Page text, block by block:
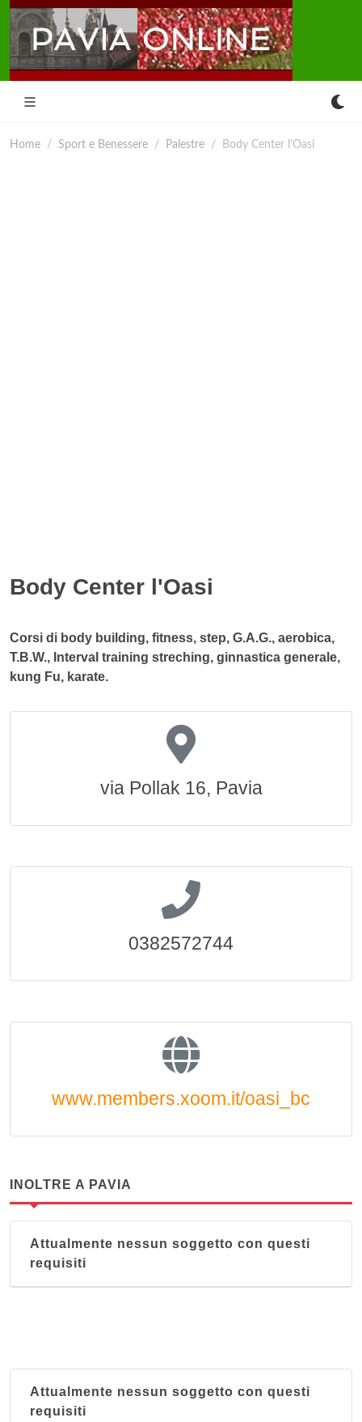
Home Sport e Benessere Palestre Body Center l'Oasi
Body Center l'Oasi
Corsi di body building, fitness, step, G.A.G., aerobica,
T.B.W., Interval training streching, ginnastica generale,
kung Fu, karate.
via Pollak 16, Pavia
0382572744
www.members.xoom.it/oasi_bc
INOLTRE A PAVIA
Attualmente nessun soggetto con questi
requisiti
Attualmente nessun soggetto con questi
requisiti